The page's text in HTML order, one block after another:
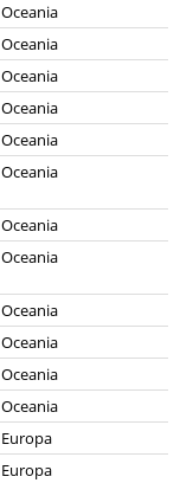
Oceania
Oceania
Oceania
Oceania
Oceania
Oceania
Oceania
Oceania
Oceania
Oceania
Oceania
Oceania
Europa
Europa